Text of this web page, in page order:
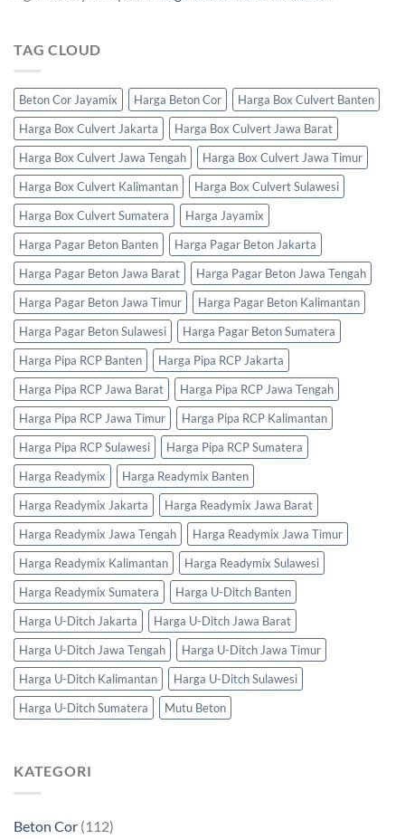
TAG CLOUD
Beton Cor Jayamix Harga Beton Cor
Harga Box Culvert Banten
Harga Box Culvert Jakarta
Harga Box Culvert Jawa Barat
Harga Box Culvert Jawa Tengah
Harga Box Culvert Jawa Timur
Harga Box Culvert Kalimantan
Harga Box Culvert Sulawesi
Harga Box Culvert Sumatera
Harga Jayamix
Harga Pagar Beton Banten
Harga Pagar Beton Jakarta
Harga Pagar Beton Jawa Barat
Harga Pagar Beton Jawa Tengah
Harga Pagar Beton Jawa Timur
Harga Pagar Beton Kalimantan
Harga Pagar Beton Sulawesi
Harga Pagar Beton Sumatera
Harga Pipa RCP Banten
Harga Pipa RCP Jakarta
Harga Pipa RCP Jawa Barat
Harga Pipa RCP Jawa Tengah
Harga Pipa RCP Jawa Timur
Harga Pipa RCP Kalimantan
Harga Pipa RCP Sulawesi
Harga Pipa RCP Sumatera
Harga Readymix
Harga Readymix Banten
Harga Readymix Jakarta
Harga Readymix Jawa Barat
Harga Readymix Jawa Tengah
Harga Readymix Jawa Timur
Harga Readymix Kalimantan
Harga Readymix Sulawesi
Harga Readymix Sumatera
Harga U-Ditch Banten
Harga U-Ditch Jakarta
Harga U-Ditch Jawa Barat
Harga U-Ditch Jawa Tengah
Harga U-Ditch Jawa Timur
Harga U-Ditch Kalimantan
Harga U-Ditch Sulawesi
Harga U-Ditch Sumatera
Mutu Beton
KATEGORI
Beton Cor (112)